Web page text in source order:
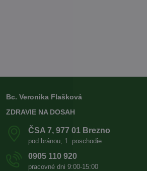
Bc. Veronika Flašková
ZDRAVIE NA DOSAH
ČSA 7, 977 01 Brezno
pod bránou, 1. poschodie
0905 110 920
pracovné dni 9:00-15:00